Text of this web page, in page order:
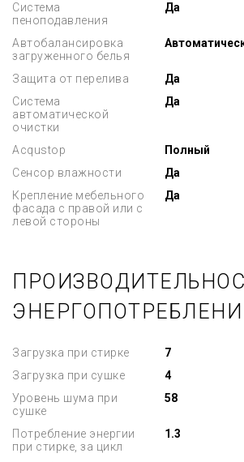
Система
пеноподавления
Да
Автобалансировка
загруженного белья
Защита от перелива
Да
Система
автоматической
очистки
Да
Acqustop
Полный
Сенсор влажности
Да
Крепление мебельного
фасада с правой или с
левой стороны
Да
Загрузка при стирке
7
Загрузка при сушке
4
Уровень шума при
сушке
58
Потребление энергии
при стирке, за цикл
1.3